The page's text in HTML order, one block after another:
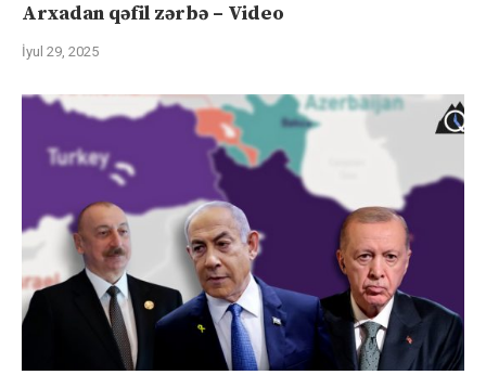
Arxadan qəfil zərbə – Video
İyul 29, 2025